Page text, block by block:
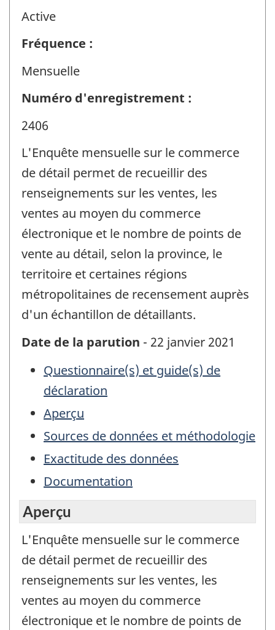
Active
Fréquence :
Mensuelle
Numéro d'enregistrement :
2406
L'Enquête mensuelle sur le commerce
de détail permet de recueillir des
renseignements sur les ventes, les
ventes au moyen du commerce
électronique et le nombre de points de
vente au détail, selon la province, le
territoire et certaines régions
métropolitaines de recensement auprès
d'un échantillon de détaillants.
Date de la parution - 22 janvier 2021
Questionnaire(s) et guide(s) de
déclaration
Aperçu
Sources de données et méthodologie
Exactitude des données
Documentation
Aperçu
L'Enquête mensuelle sur le commerce
de détail permet de recueillir des
renseignements sur les ventes, les
ventes au moyen du commerce
électronique et le nombre de points de